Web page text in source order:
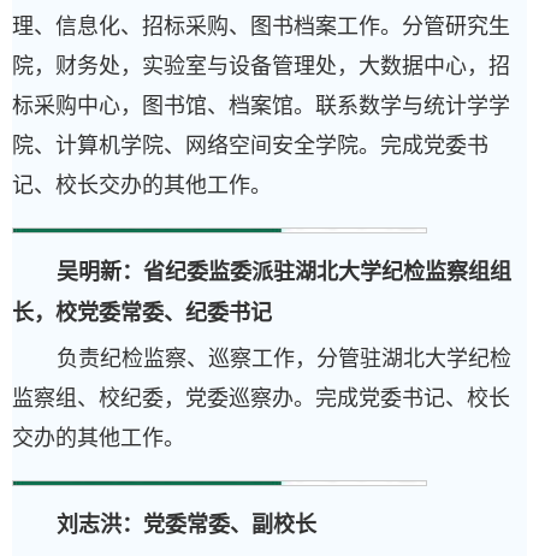
理、信息化、招标采购、图书档案工作。分管研究生
院，财务处，实验室与设备管理处，大数据中心，招
标采购中心，图书馆、档案馆。联系数学与统计学学
院、计算机学院、网络空间安全学院。完成党委书
记、校长交办的其他工作。
吴明新：省纪委监委派驻湖北大学纪检监察组组
长，校党委常委、纪委书记
负责纪检监察、巡察工作，分管驻湖北大学纪检
监察组、校纪委，党委巡察办。完成党委书记、校长
交办的其他工作。
刘志洪：党委常委、副校长